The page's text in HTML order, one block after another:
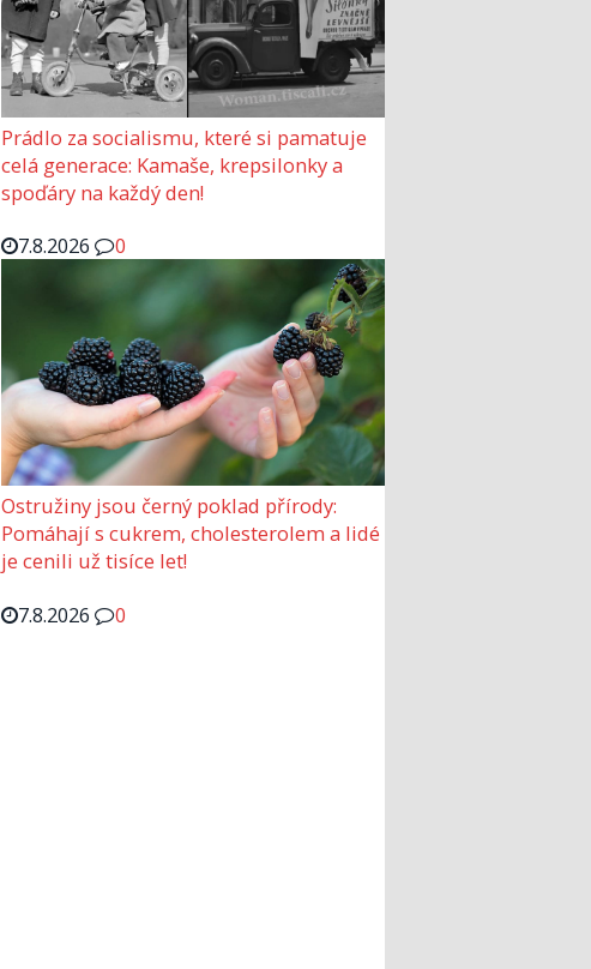
Prádlo za socialismu, které si pamatuje
celá generace: Kamaše, krepsilonky a
spoďáry na každý den!
7.8.2026
0
Ostružiny jsou černý poklad přírody:
Pomáhají s cukrem, cholesterolem a lidé
je cenili už tisíce let!
7.8.2026
0